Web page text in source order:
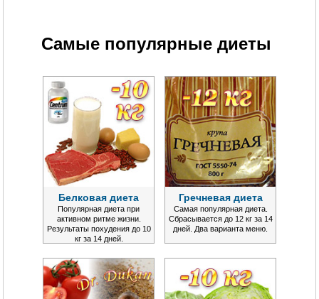
Самые популярные диеты
Белковая диета
Популярная диета при
активном ритме жизни.
Результаты похудения до 10
кг за 14 дней.
Гречневая диета
Самая популярная диета.
Сбрасывается до 12 кг за 14
дней. Два варианта меню.